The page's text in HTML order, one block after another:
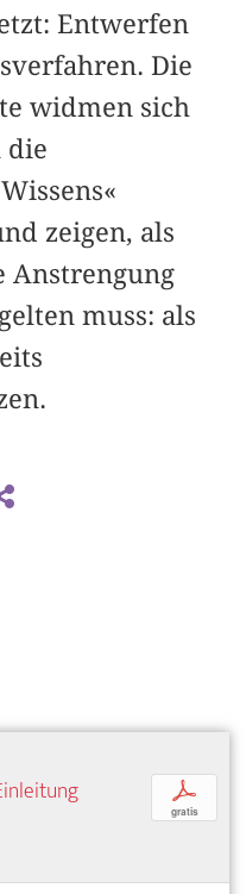
Entwerfen
Die
widmen sich
die
zeigen, als
Anstrengung
muss: als
p
gratis